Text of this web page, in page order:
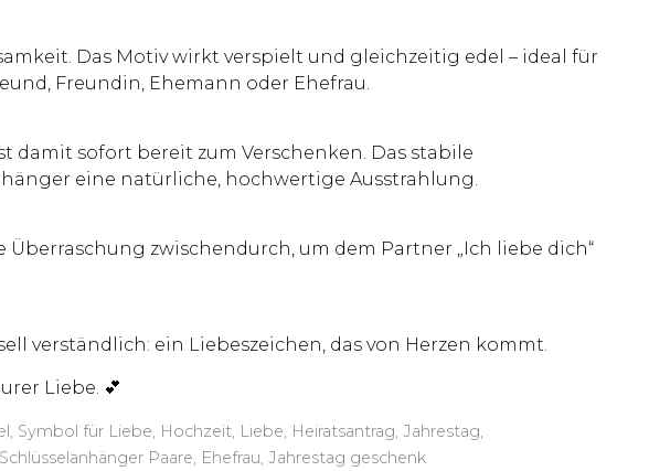
Das Motiv wirkt verspielt und gleichzeitig edel – ideal für
Freundin, Ehemann oder Ehefrau.
damit sofort bereit zum Verschenken. Das stabile
eine natürliche, hochwertige Ausstrahlung.
zwischendurch, um dem Partner „Ich liebe dich“
verständlich: ein Liebeszeichen, das von Herzen kommt.
Liebe. 💕
Symbol für Liebe, Hochzeit, Liebe, Heiratsantrag, Jahrestag,
Paare, Ehefrau, Jahrestag geschenk